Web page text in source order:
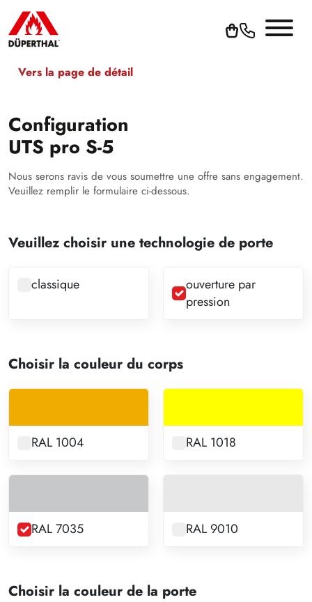
Vers la page de détail
Configuration
UTS pro S-5
Nous serons ravis de vous soumettre une offre sans engagement.
Veuillez remplir le formulaire ci-dessous.
Veuillez choisir une technologie de porte
classique
ouverture par
pression
Choisir la couleur du corps
RAL 1004 RAL 1018
RAL 7035 RAL 9010
Choisir la couleur de la porte